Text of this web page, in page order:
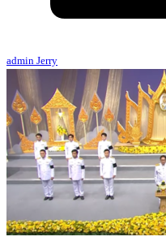
admin Jerry